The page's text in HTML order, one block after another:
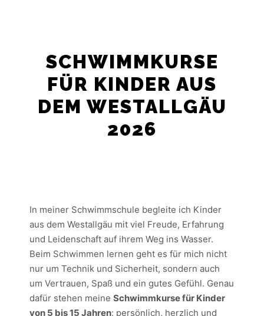
SCHWIMMKURSE
FÜR KINDER AUS
DEM WESTALLGÄU
2026
In meiner Schwimmschule begleite ich Kinder
aus dem Westallgäu mit viel Freude, Erfahrung
und Leidenschaft auf ihrem Weg ins Wasser.
Beim Schwimmen lernen geht es für mich nicht
nur um Technik und Sicherheit, sondern auch
um Vertrauen, Spaß und ein gutes Gefühl. Genau
dafür stehen meine Schwimmkurse für Kinder
von 5 bis 15 Jahren: persönlich, herzlich und